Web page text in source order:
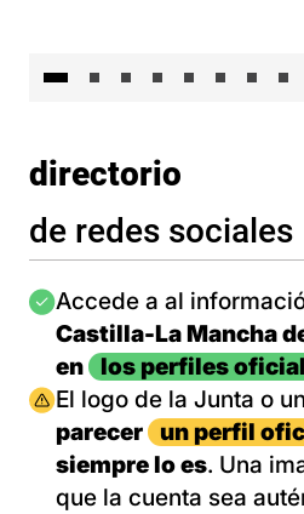
directorio
de redes sociales
Imagen
Accede a al
Castilla-La Mancha
en
los perfiles
Imagen
El logo de la Junta o
parecer
un perfil
siempre lo es. Una
que la cuenta sea